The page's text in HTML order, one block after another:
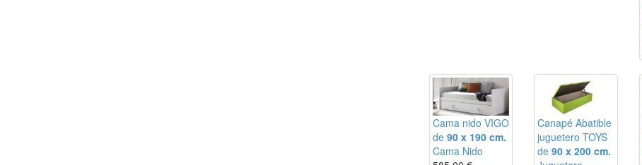
Cama nido VIGO
de 90 x 190 cm.
Cama Nido
Canapé Abatible
juguetero TOYS
de90 x 200 cm.